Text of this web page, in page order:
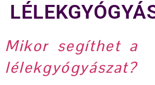
Mikor segíthet a
lélekgyógyászat?